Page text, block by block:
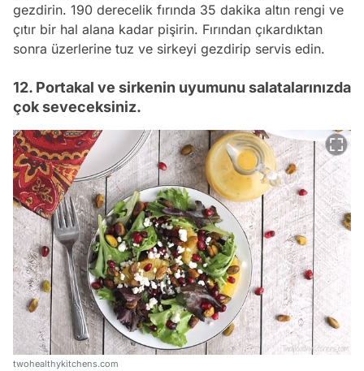
gezdirin. 190 derecelik fırında 35 dakika altın rengi ve
çıtır bir hal alana kadar pişirin. Fırından çıkardıktan
sonra üzerlerine tuz ve sirkeyi gezdirip servis edin.
12. Portakal ve sirkenin uyumunu salatalarınızda
çok seveceksiniz.
twohealthykitchens.com